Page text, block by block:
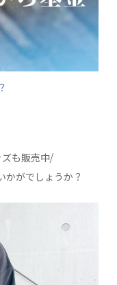
も販売中/
かがでしょうか？